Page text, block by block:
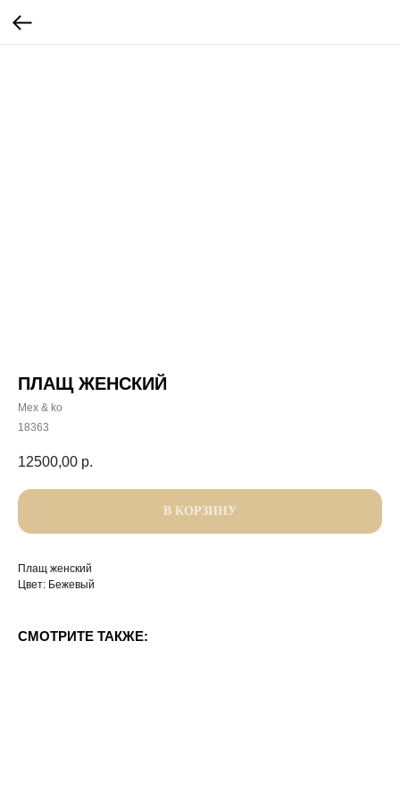
ПЛАЩ ЖЕНСКИЙ
Mex & ko
18363
12500,00 р.
В КОРЗИНУ
Плащ женский
Цвет: Бежевый
СМОТРИТЕ ТАКЖЕ: